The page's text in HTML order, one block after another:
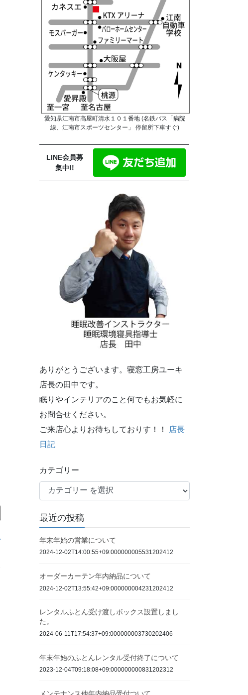
愛知県江南市高屋町清水１０１番地 (名鉄バス「病院
線、江南市スポーツセンター」 停留所下車すぐ)
LINE会員募
集中!!
ありがとうございます。寝窓工房ユーキ
店長の田中です。
眠りやインテリアのこと何でもお気軽に
お問合せください。
ご来店心よりお待ちしておりす！！
店長
日記
カテゴリー
最近の投稿
年末年始の営業について
2024-12-02T14:00:55+09:000000005531202412
オーダーカーテン年内納品について
2024-12-02T13:55:42+09:000000004231202412
レンタルふとん受け渡しボックス設置しまし
た。
2024-06-11T17:54:37+09:000000003730202406
年末年始のふとんレンタル受付終了について
2023-12-04T09:18:08+09:000000000831202312